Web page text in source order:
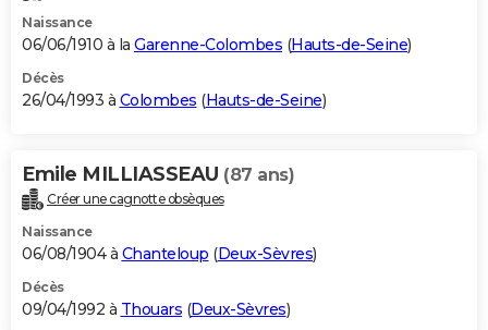
Naissance
06/06/1910 à la Garenne-Colombes (Hauts-de-Seine)
Décès
26/04/1993 à Colombes (Hauts-de-Seine)
Emile MILLIASSEAU (87 ans)
Créer une cagnotte obsèques
Naissance
06/08/1904 à Chanteloup (Deux-Sèvres)
Décès
09/04/1992 à Thouars (Deux-Sèvres)